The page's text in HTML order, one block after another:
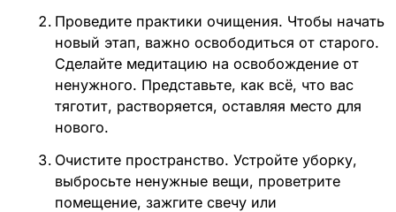
Проведите практики очищения. Чтобы начать
новый этап, важно освободиться от старого.
Сделайте медитацию на освобождение от
ненужного. Представьте, как всё, что вас
тяготит, растворяется, оставляя место для
нового.
Очистите пространство. Устройте уборку,
выбросьте ненужные вещи, проветрите
помещение, зажгите свечу или